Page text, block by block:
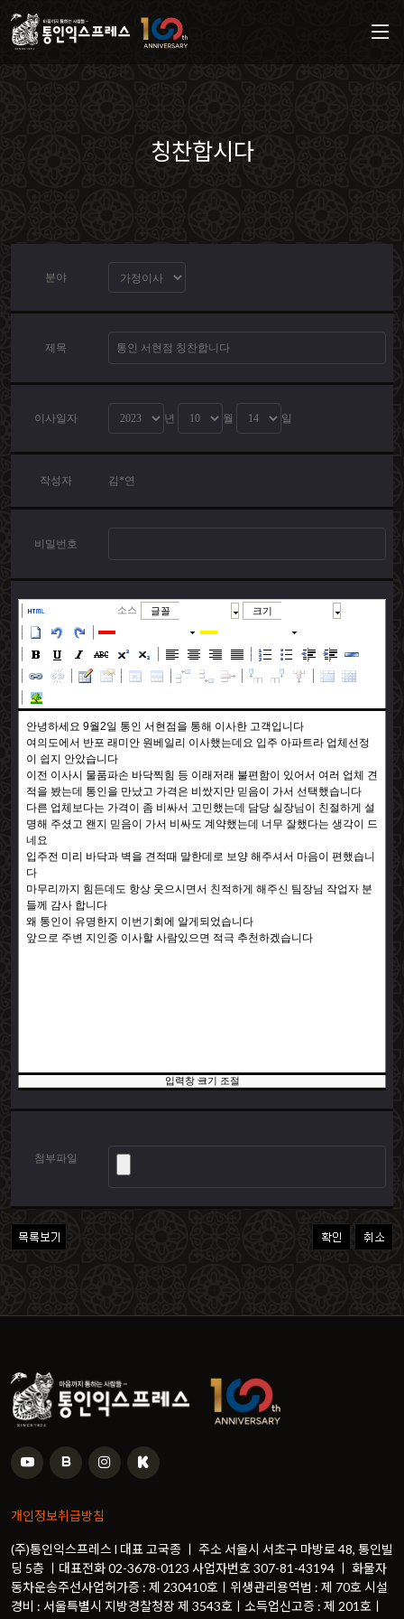
칭찬합시다
분야
제목
이사일자 년 월 일
작성자 김*연
비밀번호
소스 글꼴 크기
입력창 크기 조절
첨부파일
개인정보취급방침
(주)통인익스프레스 l 대표 고국종 ㅣ 주소 서울시 서초구 마방로 48, 통인빌
딩 5층 ㅣ대표전화 02-3678-0123 사업자번호 307-81-43194 ㅣ 화물자
동차운송주선사업허가증 : 제 230410호ㅣ위생관리용역법 : 제 70호 시설
경비 : 서울특별시 지방경찰청장 제 3543호ㅣ소득업신고증 : 제 201호ㅣ